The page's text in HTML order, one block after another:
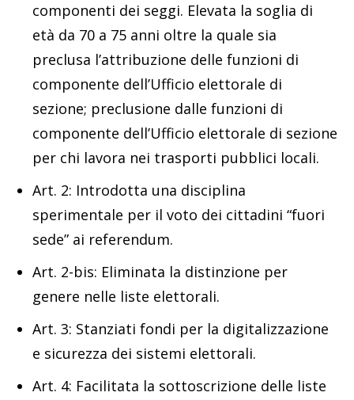
componenti dei seggi. Elevata la soglia di
età da 70 a 75 anni oltre la quale sia
preclusa l’attribuzione delle funzioni di
componente dell’Ufficio elettorale di
sezione; preclusione dalle funzioni di
componente dell’Ufficio elettorale di sezione
per chi lavora nei trasporti pubblici locali.
Art. 2: Introdotta una disciplina
sperimentale per il voto dei cittadini “fuori
sede” ai referendum.
Art. 2-bis: Eliminata la distinzione per
genere nelle liste elettorali.
Art. 3: Stanziati fondi per la digitalizzazione
e sicurezza dei sistemi elettorali.
Art. 4: Facilitata la sottoscrizione delle liste